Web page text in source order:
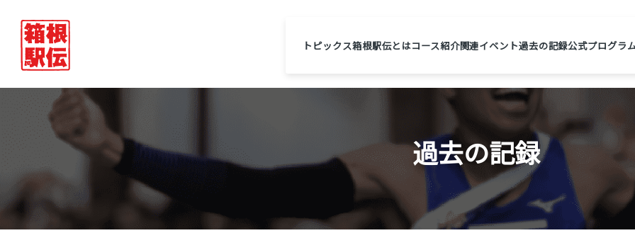
トピックス箱根駅伝とはコース紹介関連イベント過去の記録公式プログラ
過去の記録